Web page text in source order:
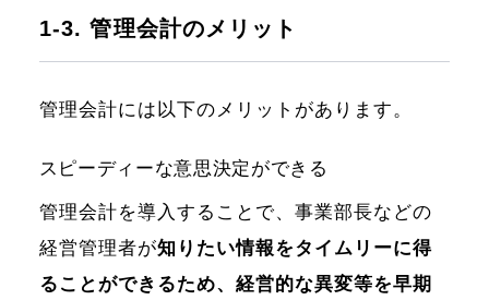
1-3. 管理会計のメリット
管理会計には以下のメリットがあります。
スピーディーな意思決定ができる
管理会計を導入することで、事業部長などの
経営管理者が知りたい情報をタイムリーに得
ることができるため、経営的な異変等を早期